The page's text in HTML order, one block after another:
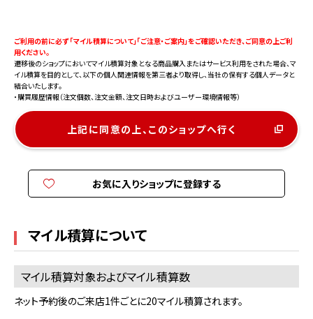
ご利用の前に必ず 「マイル積算について」「ご注意・ご案内」をご確認いただき、ご同意の上ご利
用ください。
遷移後のショップにおいてマイル積算対象となる商品購入またはサービス利用をされた場合、マ
イル積算を目的として、以下の個人関連情報を第三者より取得し、当社の保有する個人データと
結合いたします。
・購買履歴情報（注文個数、注文金額、注文日時およびユーザー環境情報等）
上記に同意の上、このショップへ行く
お気に入りショップに登録する
マイル積算について
マイル積算対象およびマイル積算数
ネット予約後のご来店1件ごとに20マイル積算されます。